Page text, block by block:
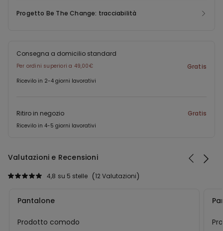
Progetto Be The Change: tracciabilità
Consegna a domicilio standard
Per ordini superiori a 49,00€ Gratis
Ricevilo in 2-4 giorni lavorativi
Ritiro in negozio Gratis
Ricevilo in 4-5 giorni lavorativi
Valutazioni e Recensioni
12 Valutazioni
4,8 su 5 stelle
Pantalone
Prodotto comodo